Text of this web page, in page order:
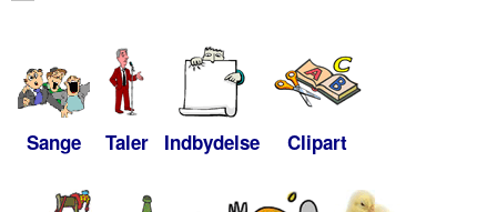
Sange Taler Indbydelse Clipart